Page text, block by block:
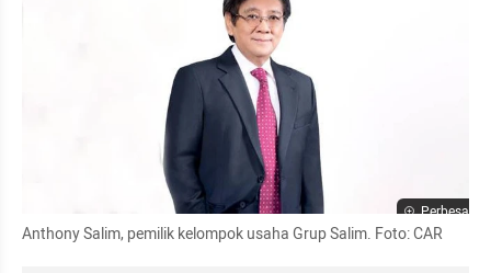
Perbesar
Anthony Salim, pemilik kelompok usaha Grup Salim. Foto: CAR